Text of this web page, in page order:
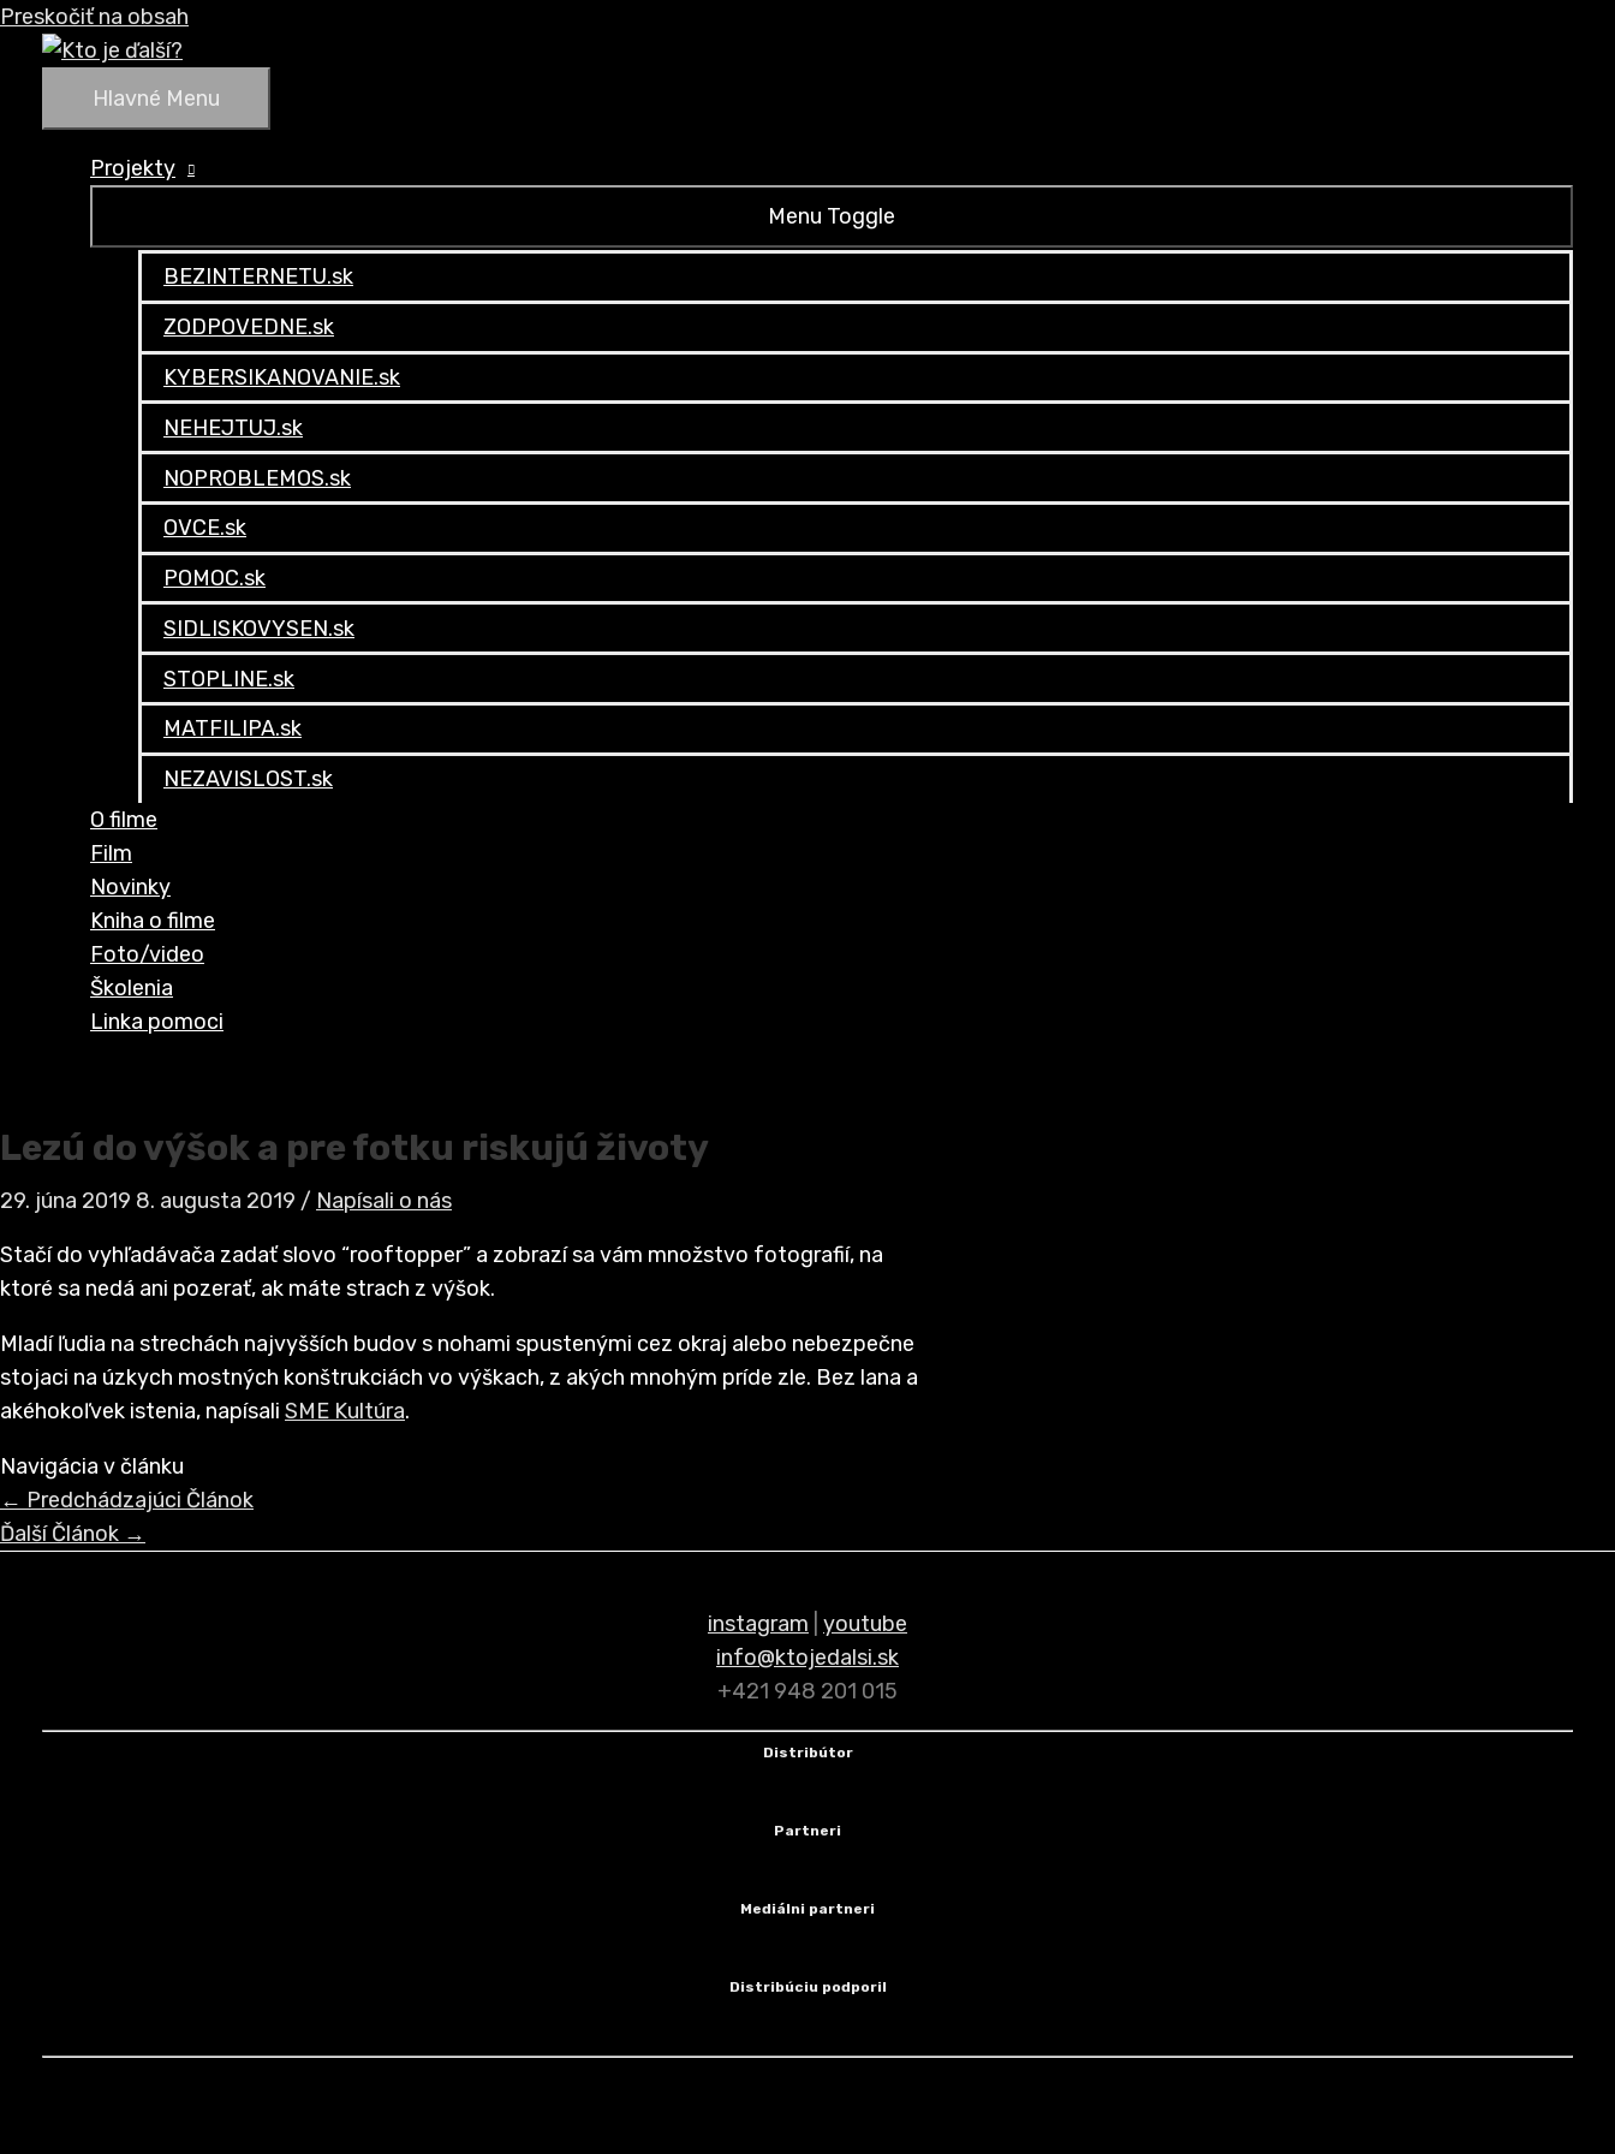
Preskočiť na obsah
Hlavné Menu
Projekty
Menu Toggle
BEZINTERNETU.sk
ZODPOVEDNE.sk
KYBERSIKANOVANIE.sk
NEHEJTUJ.sk
NOPROBLEMOS.sk
OVCE.sk
POMOC.sk
SIDLISKOVYSEN.sk
STOPLINE.sk
MATFILIPA.sk
NEZAVISLOST.sk
O filme
Film
Novinky
Kniha o filme
Foto/video
Školenia
Linka pomoci
Lezú do výšok a pre fotku riskujú životy
29. júna 2019 8. augusta 2019 / Napísali o nás
Stačí do vyhľadávača zadať slovo “rooftopper” a zobrazí sa vám množstvo fotografií, na
ktoré sa nedá ani pozerať, ak máte strach z výšok.
Mladí ľudia na strechách najvyšších budov s nohami spustenými cez okraj alebo nebezpečne
stojaci na úzkych mostných konštrukciách vo výškach, z akých mnohým príde zle. Bez lana a
akéhokoľvek istenia, napísali SME Kultúra.
Navigácia v článku
← Predchádzajúci Článok
Ďalší Článok →
instagram youtube
info@ktojedalsi.sk
+421 948 201 015
Distribútor
Partneri
Mediálni partneri
Distribúciu podporil